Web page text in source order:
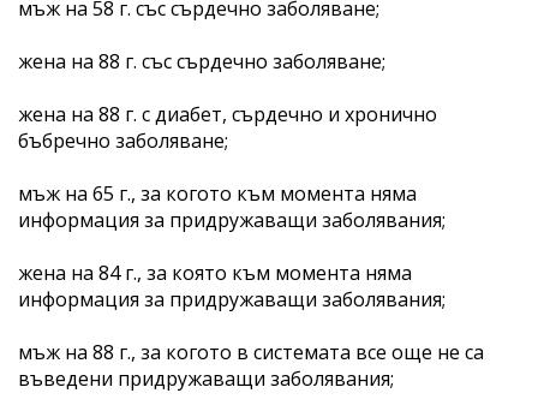
мъж на 58 г. със сърдечно заболяване;
жена на 88 г. със сърдечно заболяване;
жена на 88 г. с диабет, сърдечно и хронично
бъбречно заболяване;
мъж на 65 г., за когото към момента няма
информация за придружаващи заболявания;
жена на 84 г., за която към момента няма
информация за придружаващи заболявания;
мъж на 88 г., за когото в системата все още не са
въведени придружаващи заболявания;